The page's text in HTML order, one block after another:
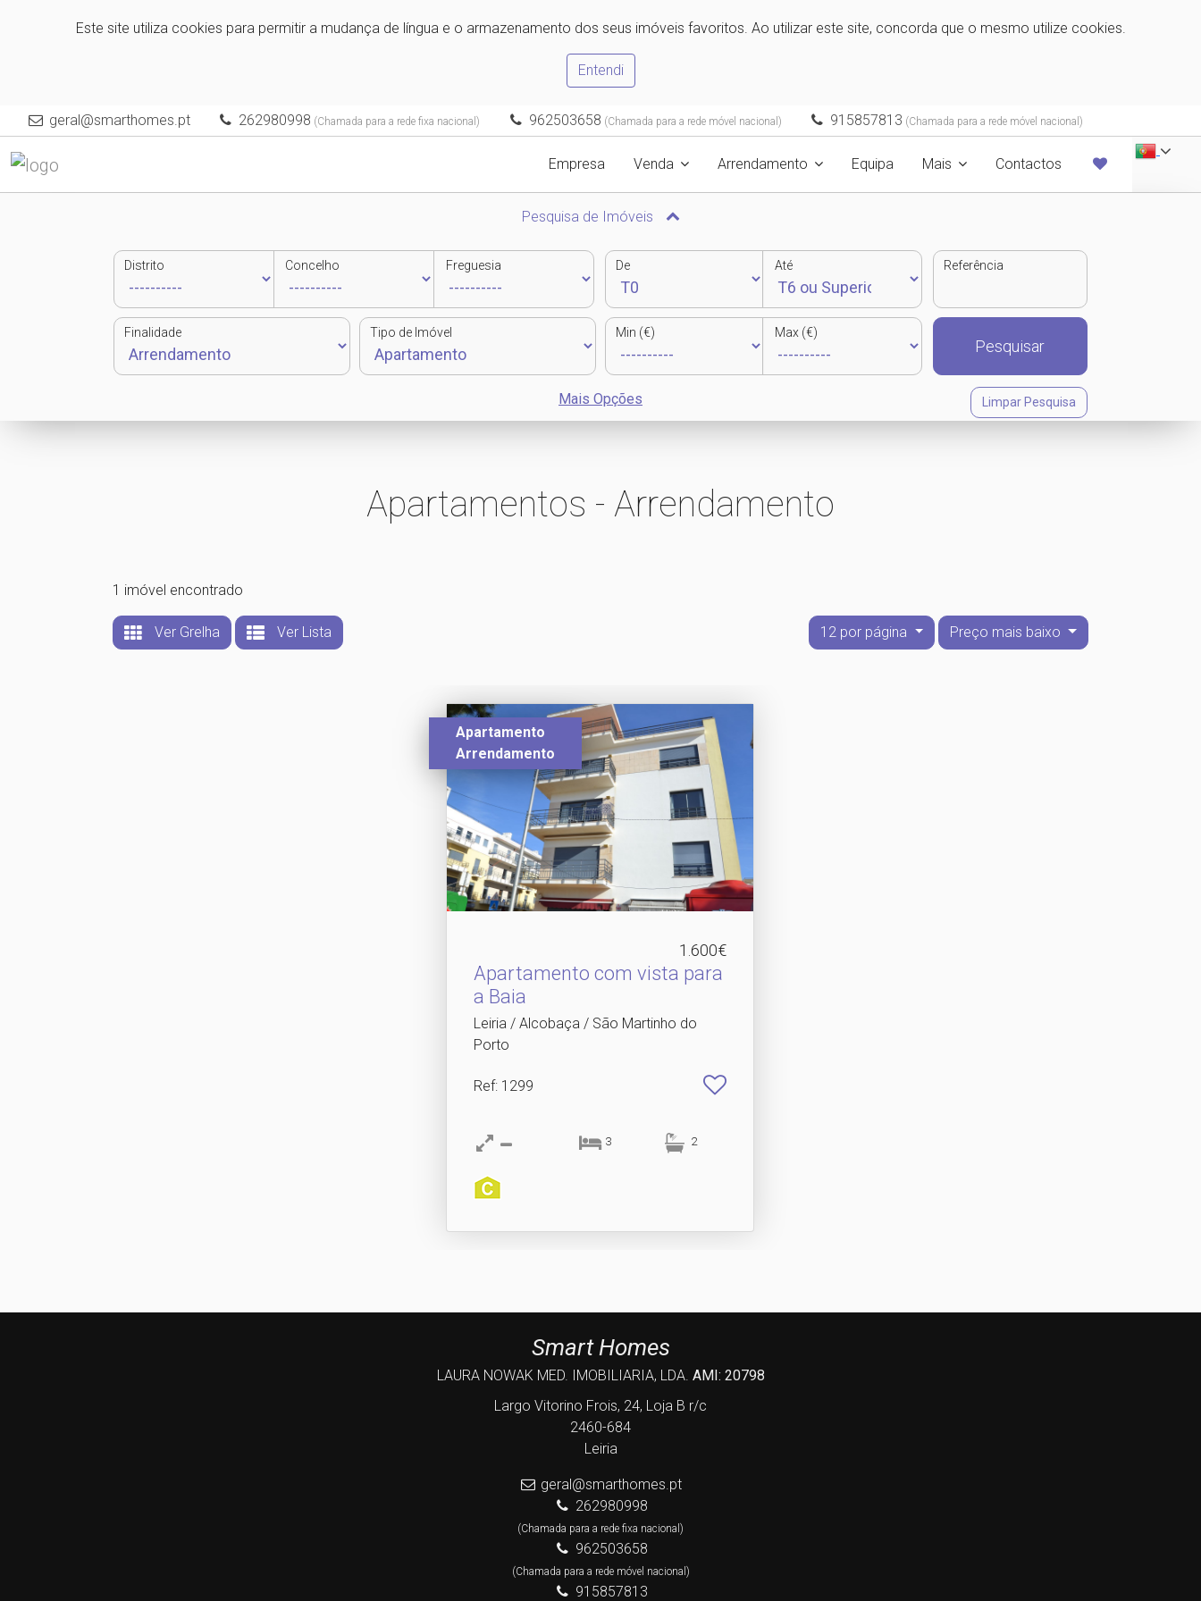
Este site utiliza cookies para permitir a mudança de língua e o armazenamento dos seus imóveis favoritos. Ao utilizar este site, concorda que o mesmo utilize cookies.
Entendi
geral@smarthomes.pt 262980998 (Chamada para a rede fixa nacional) 962503658 (Chamada para a rede móvel nacional) 915857813 (Chamada para a rede móvel nacional)
Empresa Venda Arrendamento Equipa Mais Contactos
Pesquisa de Imóveis
Distrito Concelho Freguesia De Até Referência
Finalidade Tipo de Imóvel Min (€) Max (€)
Pesquisar
Mais Opções Limpar Pesquisa
Apartamentos - Arrendamento
1 imóvel encontrado
Ver Grelha Ver Lista 12 por página Preço mais baixo
Apartamento
Arrendamento
1.600€
Apartamento com vista para
a Baia
Leiria / Alcobaça / São Martinho do
Porto
Ref: 1299
3 2
Smart Homes
LAURA NOWAK MED. IMOBILIARIA, LDA. AMI: 20798
Largo Vitorino Frois, 24, Loja B r/c
2460-684
Leiria
geral@smarthomes.pt
262980998
(Chamada para a rede fixa nacional)
962503658
(Chamada para a rede móvel nacional)
915857813